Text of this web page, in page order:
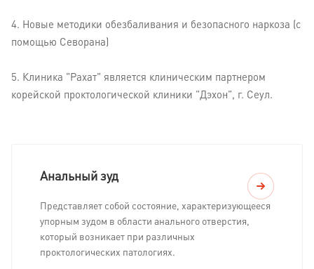
4. Новые методики обезбаливания и безопасного наркоза (с
помощью Севорана)
5. Клиника "Рахат" является клиническим партнером
корейской проктологической клиники "Дэхон", г. Сеул.
Анальный зуд
Представляет собой состояние, характеризующееся
упорным зудом в области анального отверстия,
который возникает при различных
проктологических патологиях.